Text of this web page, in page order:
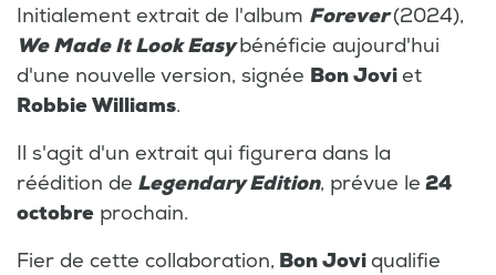
Initialement extrait de l'album Forever(2024),
We Made It Look Easybénéficie aujourd'hui
d'une nouvelle version, signée Bon Joviet
Robbie Williams.
Il s'agit d'un extrait qui figurera dans la
réédition de Legendary Edition, prévue le 24
octobre prochain.
Fier de cette collaboration, Bon Joviqualifie